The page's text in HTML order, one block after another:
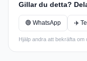
Gillar du detta?
🟢 WhatsApp ✈️
Hjälp andra att bekräfta om